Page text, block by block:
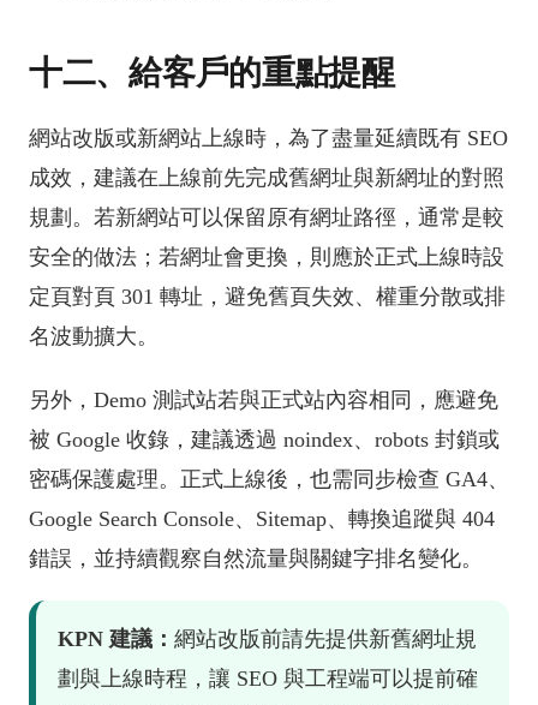
十二、給客戶的重點提醒
網站改版或新網站上線時，為了盡量延續既有 SEO
成效，建議在上線前先完成舊網址與新網址的對照
規劃。若新網站可以保留原有網址路徑，通常是較
安全的做法；若網址會更換，則應於正式上線時設
定頁對頁 301 轉址，避免舊頁失效、權重分散或排
名波動擴大。
另外，Demo 測試站若與正式站內容相同，應避免
被 Google 收錄，建議透過 noindex、robots 封鎖或
密碼保護處理。正式上線後，也需同步檢查 GA4、
Google Search Console、Sitemap、轉換追蹤與 404
錯誤，並持續觀察自然流量與關鍵字排名變化。
KPN 建議： 網站改版前請先提供新舊網址規
劃與上線時程，讓 SEO 與工程端可以提前確